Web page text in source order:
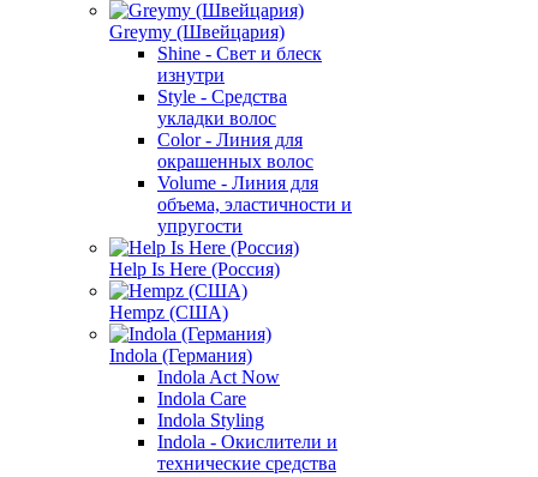
Greymy (Швейцария)
Shine - Свет и блеск
изнутри
Style - Средства
укладки волос
Color - Линия для
окрашенных волос
Volume - Линия для
объема, эластичности и
упругости
Help Is Here (Россия)
Hempz (США)
Indola (Германия)
Indola Act Now
Indola Care
Indola Styling
Indola - Окислители и
технические средства